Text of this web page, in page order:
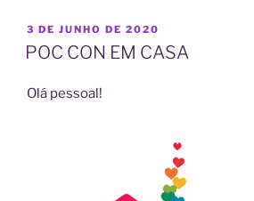
PUBLICADO
EM
3 DE JUNHO DE 2020
POC CON EM CASA
Olá pessoal!